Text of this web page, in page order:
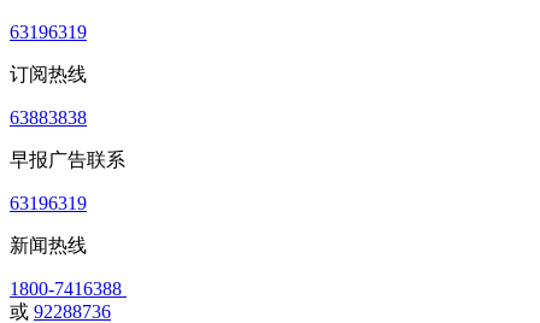
63196319
订阅热线
63883838
早报广告联系
63196319
新闻热线
1800-7416388
或 92288736